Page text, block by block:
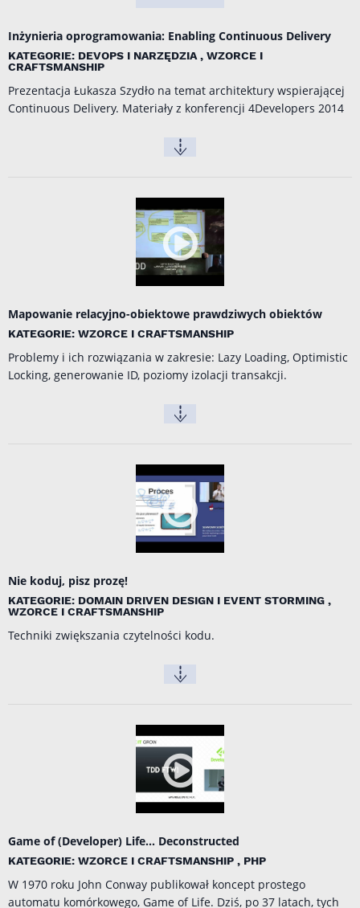
Inżynieria oprogramowania: Enabling Continuous Delivery
KATEGORIE: DEVOPS I NARZĘDZIA , WZORCE I
CRAFTSMANSHIP
Prezentacja Łukasza Szydło na temat architektury wspierającej
Continuous Delivery. Materiały z konferencji 4Developers 2014
Mapowanie relacyjno-obiektowe prawdziwych obiektów
KATEGORIE: WZORCE I CRAFTSMANSHIP
Problemy i ich rozwiązania w zakresie: Lazy Loading, Optimistic
Locking, generowanie ID, poziomy izolacji transakcji.
Nie koduj, pisz prozę!
KATEGORIE: DOMAIN DRIVEN DESIGN I EVENT STORMING ,
WZORCE I CRAFTSMANSHIP
Techniki zwiększania czytelności kodu.
Game of (Developer) Life... Deconstructed
KATEGORIE: WZORCE I CRAFTSMANSHIP , PHP
W 1970 roku John Conway publikował koncept prostego
automatu komórkowego, Game of Life. Dziś, po 37 latach, tych